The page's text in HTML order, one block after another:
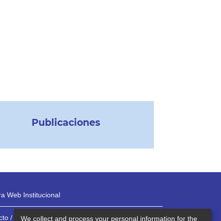
Publicaciones
Web Institucional
/ Teléfonos
We collect and process your personal information for the